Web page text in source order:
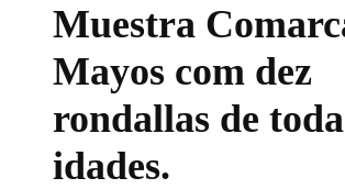
Muestra
Mayos com dez
rondallas de
idades.